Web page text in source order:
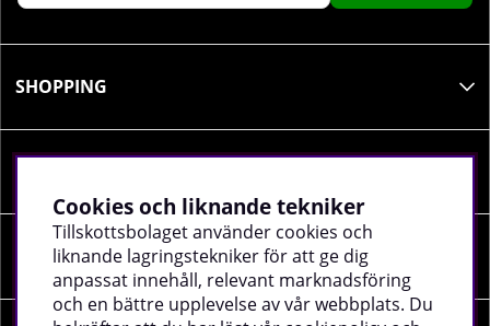
SHOPPING
SOCIALA MEDIER
Cookies och liknande tekniker
Tillskottsbolaget använder cookies och
liknande lagringstekniker för att ge dig
anpassat innehåll, relevant marknadsföring
och en bättre upplevelse av vår webbplats. Du